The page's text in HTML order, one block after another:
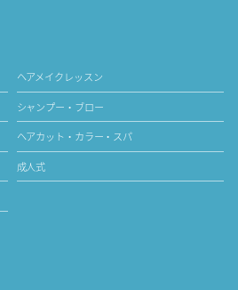
ヘアメイクレッスン
シャンプー・ブロー
ヘアカット・カラー・スパ
成人式